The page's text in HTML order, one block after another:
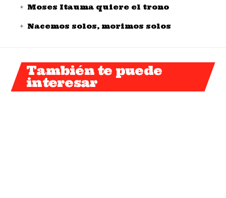
Moses Itauma quiere el trono
Nacemos solos, morimos solos
También te puede
interesar